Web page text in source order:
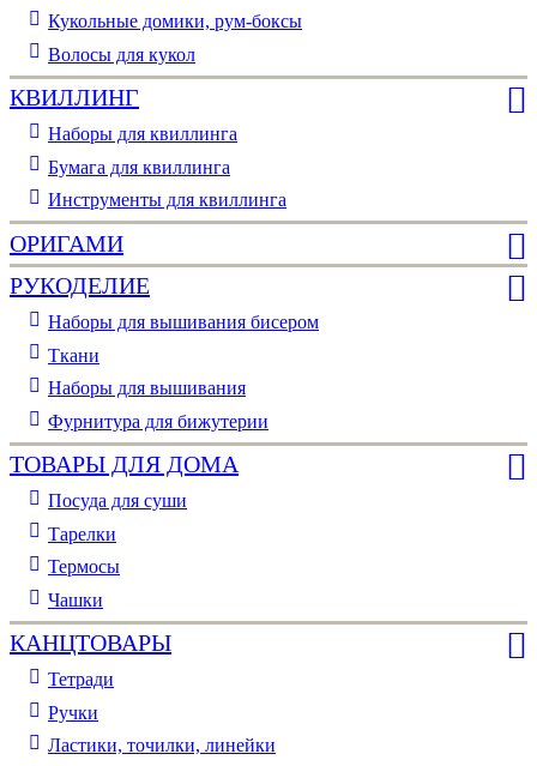
Кукольные домики, рум-боксы
Волосы для кукол
КВИЛЛИНГ
Наборы для квиллинга
Бумага для квиллинга
Инструменты для квиллинга
ОРИГАМИ
РУКОДЕЛИЕ
Наборы для вышивания бисером
Ткани
Наборы для вышивания
Фурнитура для бижутерии
ТОВАРЫ ДЛЯ ДОМА
Посуда для суши
Тарелки
Термосы
Чашки
КАНЦТОВАРЫ
Тетради
Ручки
Ластики, точилки, линейки